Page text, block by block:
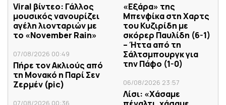
Viral βίντεο: Γάλλος
μουσικός νανουρίζει
αγέλη λιονταριών με
το «November Rain»
07/08/2026 00:49
Πήρε τον Ακλιούς από
τη Μονακό η Παρί Σεν
Ζερμέν (pic)
07/08/2026 00:36
«Εξάρα» της
Μπενφίκα στη Χαρτς
του Κυζιρίδη με
σκόρερ Παυλίδη (6-1)
– Ήττα από τη
Σάλτσμπουργκ για
την Πάφο (1-0)
06/08/2026 23:57
Λίσι: «Χάσαμε